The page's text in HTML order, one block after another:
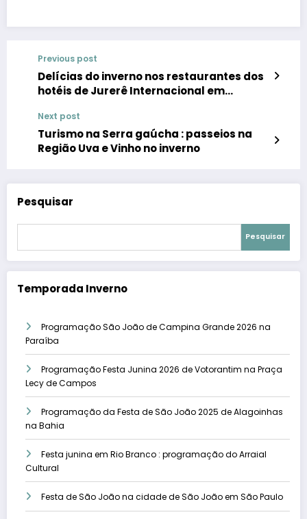
Previous post
Delícias do inverno nos restaurantes dos
hotéis de Jurerê Internacional em
Next post
Turismo na Serra gaúcha : passeios na
Região Uva e Vinho no inverno
Pesquisar
Pesquisar
Temporada Inverno
Programação São João de Campina Grande 2026 na
Paraíba
Programação Festa Junina 2026 de Votorantim na Praça
Lecy de Campos
Programação da Festa de São João 2025 de Alagoinhas
na Bahia
Festa junina em Rio Branco : programação do Arraial
Cultural
Festa de São João na cidade de São João em São Paulo